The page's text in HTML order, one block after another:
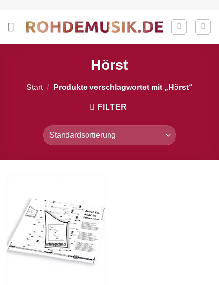
springen
Hörst
Start / Produkte verschlagwortet mit „Hörst“
FILTER